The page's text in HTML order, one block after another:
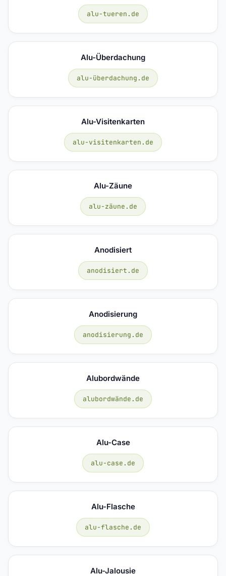
alu-tueren.de
Alu-Überdachung
alu-überdachung.de
Alu-Visitenkarten
alu-visitenkarten.de
Alu-Zäune
alu-zäune.de
Anodisiert
anodisiert.de
Anodisierung
anodisierung.de
Alubordwände
alubordwände.de
Alu-Case
alu-case.de
Alu-Flasche
alu-flasche.de
Alu-Jalousie